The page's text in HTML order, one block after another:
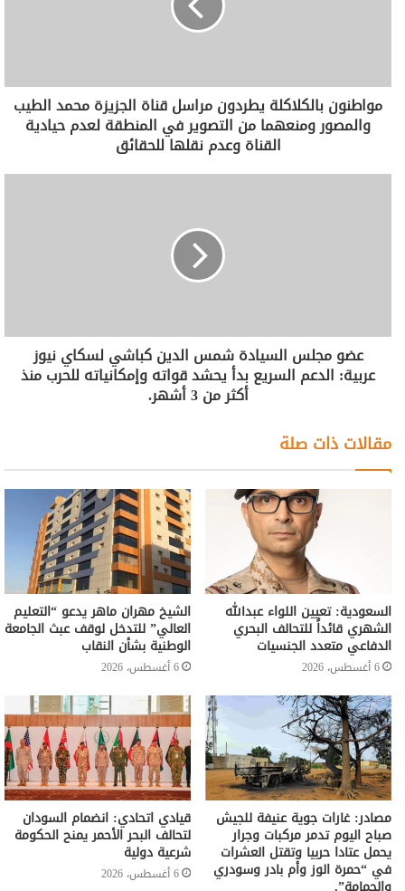
مواطنون بالكلاكلة يطردون مراسل قناة الجزيزة محمد الطيب
والمصور ومنعهما من التصوير في المنطقة لعدم حيادية
القناة وعدم نقلها للحقائق
عضو مجلس السيادة شمس الدين كباشي لسكاي نيوز
عربية: الدعم السريع بدأ يحشد قواته وإمكانياته للحرب منذ
أكثر من 3 أشهر.
مقالات ذات صلة
السعودية: تعيين اللواء عبدالله
الشهري قائداً للتحالف البحري
الدفاعي متعدد الجنسيات
6 أغسطس، 2026
الشيخ مهران ماهر يدعو “التعليم
العالي” للتدخل لوقف عبث الجامعة
الوطنية بشأن النقاب
6 أغسطس، 2026
مصادر: غارات جوية عنيفة للجيش
صباح اليوم تدمر مركبات وجرار
يحمل عتادا حربيا وتقتل العشرات
في “حمرة الوز وأم بادر وسودري
قيادي اتحادي: انضمام السودان
لتحالف البحر الأحمر يمنح الحكومة
شرعية دولية
6 أغسطس، 2026